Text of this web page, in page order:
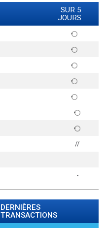
SUR 5
JOURS
//
-
DERNIÈRES
TRANSACTIONS